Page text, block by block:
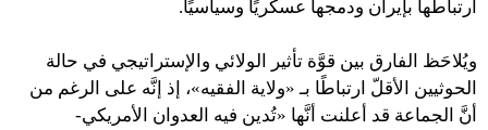
ارتباطها بإيران ودمجها عسكريًا وسياسيًا.
ويُلاحَظ الفارق بين قوَّة تأثير الولائي والإستراتيجي في حالة
الحوثيين الأقلّ ارتباطًا بـ «ولاية الفقيه»، إذ إنَّه على الرغم من
أنَّ الجماعة قد أعلنت أنَّها «تُدين فيه العدوان الأمريكي-